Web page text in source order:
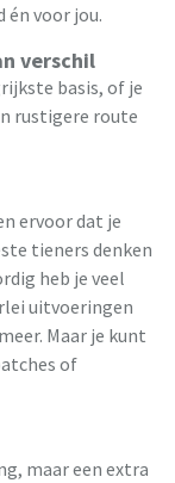
én voor jou.
verschil
basis, of je
rustigere route
ervoor dat je
tieners denken
heb je veel
uitvoeringen
Maar je kunt
of
maar een extra